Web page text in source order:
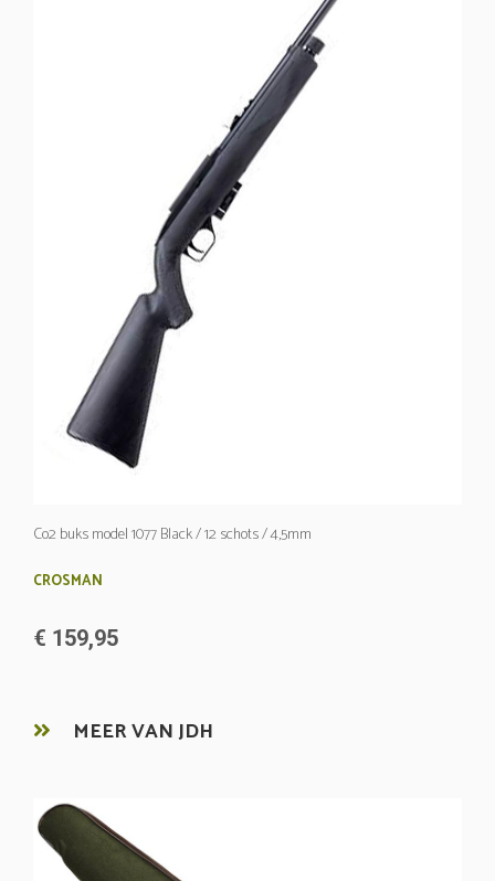
Co2 buks model 1077 Black / 12 schots / 4,5mm
CROSMAN
€ 159,95
MEER VAN JDH